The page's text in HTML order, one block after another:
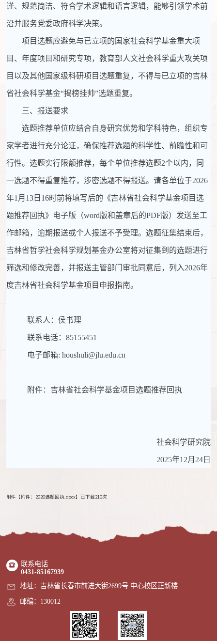
谨、规范简洁、符合学术逻辑和语言逻辑，能够引领学术前
沿并服务党委政府科学决策。
项目选题应避免与已立项的国家社会科学基金重大项
目、年度项目和研究专项，教育部人文社会科学重大攻关项
目以及其他国家级科研项目选题重复，不得与已立项的吉林
省社会科学基金“揭榜挂帅”选题重复。
三、报送要求
选题推荐单位应结合自身研究优势和学科特色，组织专
家学者进行充分论证，确保推荐选题的科学性、前瞻性和可
行性。选题实行限额推荐，每个单位推荐选题2个以内，同
一选题不得重复推荐，涉密选题不得报送。请各单位于2026
年1月 13 日 16时前将填写后的《吉林省社会科学基金项目选
题推荐回执》电子版（word版和盖章后的PDF版）发送至工
作邮箱，逾期报送或个人报送不予受理。选题征集结束后，
吉林省哲学社会科学规划基金办公室将对征集到的选题进行
筛选和修改完善，并报送主管部门审批同意后，列入2026年
度吉林省社会科学基金项目申报指南。
联系人：侯书理
联系电话：85155451
电子邮箱: houshuli@jlu.edu.cn
附件：吉林省社会科学基金项目选题推荐回执
社会科学研究院
2025年12月 24日
附件【附件：2026选题回执.docx】已下载210次
联系电话
0431-85167939
地址：吉林省长春市前进大街2699号 中心校区正新楼
邮编：130012